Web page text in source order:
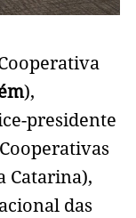
),
presidente
Catarina),
das